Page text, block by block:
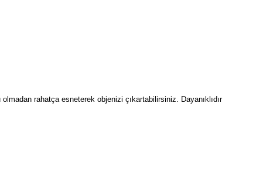
olmadan rahatça esneterek objenizi çıkartabilirsiniz. Dayanıklıdır